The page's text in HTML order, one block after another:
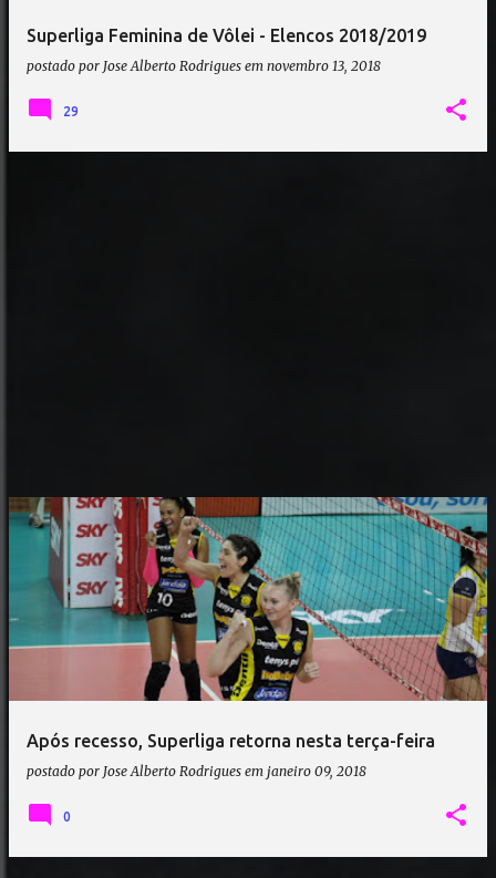
Superliga Feminina de Vôlei - Elencos 2018/2019
postado por Jose Alberto Rodrigues em novembro 13, 2018
29
Após recesso, Superliga retorna nesta terça-feira
postado por Jose Alberto Rodrigues em janeiro 09, 2018
0